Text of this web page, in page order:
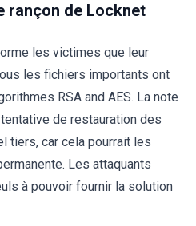
rançon de Locknet
les victimes que leur
les fichiers importants ont
RSA and AES. La note
de restauration des
tiers, car cela pourrait les
Les attaquants
à pouvoir fournir la solution